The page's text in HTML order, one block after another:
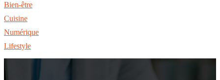
Bien-être
Cuisine
Numérique
Lifestyle